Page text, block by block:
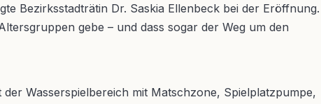
Bezirksstadträtin Dr. Saskia Ellenbeck bei der Eröffnung.
gebe – und dass sogar der Weg um den
Wasserspielbereich mit Matschzone, Spielplatzpumpe,